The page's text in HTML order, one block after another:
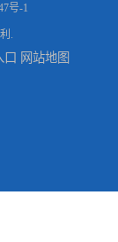
号-1
.
口 网站地图